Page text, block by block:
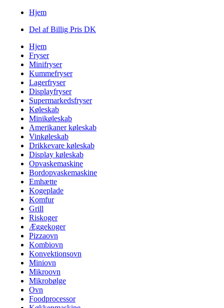
Hjem
Del af Billig Pris DK
Hjem
Fryser
Minifryser
Kummefryser
Lagerfryser
Displayfryser
Supermarkedsfryser
Køleskab
Minikøleskab
Amerikaner køleskab
Vinkøleskab
Drikkevare køleskab
Display køleskab
Opvaskemaskine
Bordopvaskemaskine
Emhætte
Kogeplade
Komfur
Grill
Riskoger
Æggekoger
Pizzaovn
Kombiovn
Konvektionsovn
Miniovn
Mikroovn
Mikrobølge
Ovn
Foodprocessor